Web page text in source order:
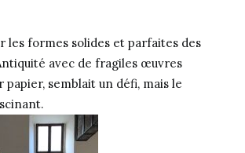
les formes solides et parfaites des
avec de fragiles œuvres
papier, semblait un défi, mais le